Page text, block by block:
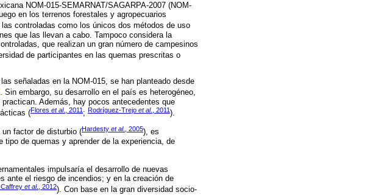
NOM-015-SEMARNAT/SAGARPA-2007 (NOM-
en los terrenos forestales y agropecuarios
controladas como los únicos dos métodos de uso
que las llevan a cabo. Tampoco considera la
que realizan un gran número de campesinos
de participantes en las quemas prescritas o
señaladas en la NOM-015, se han planteado desde
Sin embargo, su desarrollo en el país es heterogéneo,
Además, hay pocos antecedentes que
(Flores et al., 2011 ; Rodríguez-Trejo et al., 2011).
factor de disturbio (Hardesty et al., 2005), es
de quemas y aprender de la experiencia, de
impulsaría el desarrollo de nuevas
ante el riesgo de incendios; y en la creación de
et al., 2012). Con base en la gran diversidad socio-